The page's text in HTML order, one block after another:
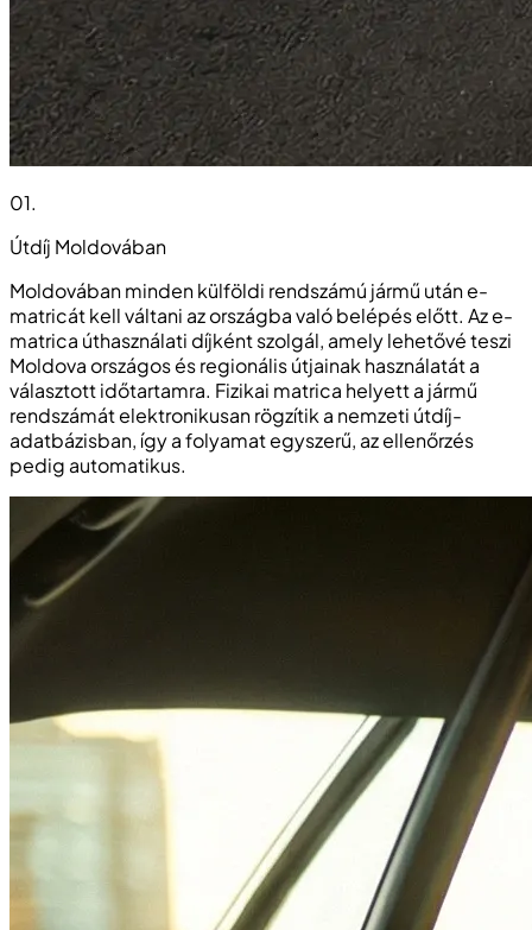
01.
Útdíj Moldovában
Moldovában minden külföldi rendszámú jármű után e-
matricát kell váltani az országba való belépés előtt. Az e-
matrica úthasználati díjként szolgál, amely lehetővé teszi
Moldova országos és regionális útjainak használatát a
választott időtartamra. Fizikai matrica helyett a jármű
rendszámát elektronikusan rögzítik a nemzeti útdíj-
adatbázisban, így a folyamat egyszerű, az ellenőrzés
pedig automatikus.